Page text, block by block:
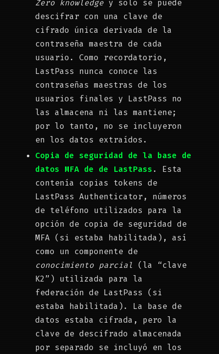
Zero knowledge y solo se puede
descifrar con una clave de
cifrado única derivada de la
contraseña maestra de cada
usuario. Como recordatorio,
LastPass nunca conoce las
contraseñas maestras de los
usuarios finales y LastPass no
las almacena ni las mantiene;
por lo tanto, no se incluyeron
en los datos extraídos.
Copia de seguridad de la base de
datos MFA de de LastPass . Esta
contenía copias tokens de
LastPass Authenticator, números
de teléfono utilizados para la
opción de copia de seguridad de
MFA (si estaba habilitada), así
como un componente de
conocimiento parcial (la “clave
K2”) utilizada para la
federación de LastPass (si
estaba habilitada). La base de
datos estaba cifrada, pero la
clave de descifrado almacenada
por separado se incluyó en los